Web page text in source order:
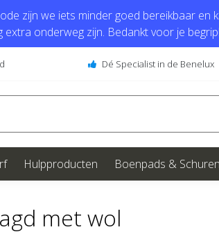
zijn we iets minder goed bereikbaar en
extra onderweg zijn. Bedankt voor je
Dé Specialist in de Benelux
Hulpproducten Boenpads & Schuren
met wol